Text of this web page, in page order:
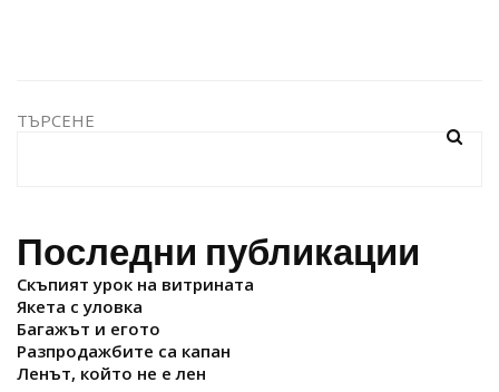
ТЪРСЕНЕ
Последни публикации
Скъпият урок на витрината
Якета с уловка
Багажът и егото
Разпродажбите са капан
Ленът, който не е лен